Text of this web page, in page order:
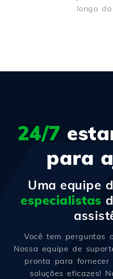
longo
24/7
para
Uma equipe
especialistas
Você tem perguntas
Nossa equipe de
pronta para
soluções eficazes!